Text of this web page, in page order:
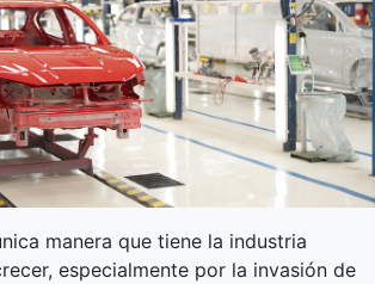
manera que tiene la industria
especialmente por la invasión de